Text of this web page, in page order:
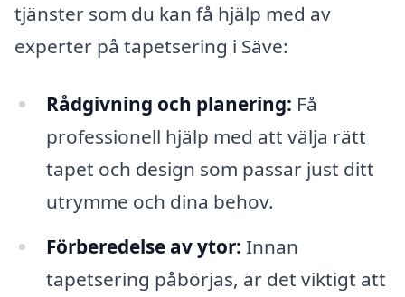
tjänster som du kan få hjälp med av
experter på tapetsering i Säve:
Rådgivning och planering: Få
professionell hjälp med att välja rätt
tapet och design som passar just ditt
utrymme och dina behov.
Förberedelse av ytor: Innan
tapetsering påbörjas, är det viktigt att